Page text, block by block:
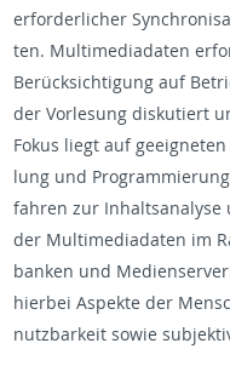
er­forder­licher
ten. Mul­ti­me­di­a­daten
Berück­sich­ti­gung auf
der Vor­lesung disku­tiert
Fokus liegt auf
lung und
fahren zur
der Mul­ti­me­di­a­daten im
banken und
hi­er­bei As­pekte der
nutzbarkeit sowie